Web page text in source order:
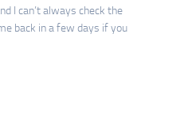
I can’t always check the
back in a few days if you